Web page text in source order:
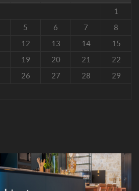
1
5 6 7
8
12 13 14
15
19 20 21
22
26 27 28
29